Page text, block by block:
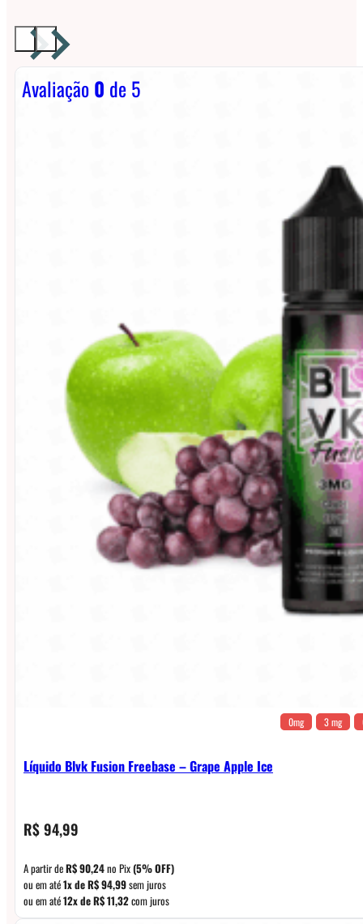
Avaliação0 de 5
0mg 3 mg
Líquido Blvk Fusion Freebase – Grape Apple Ice
R$94,99
A partir deR$90,24no Pix(5% OFF)
ou em até1x deR$94,99sem juros
ou em até12x deR$11,32com juros